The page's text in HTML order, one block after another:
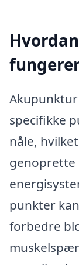
specifikke
nåle,
genoprette
punkter
forbedre